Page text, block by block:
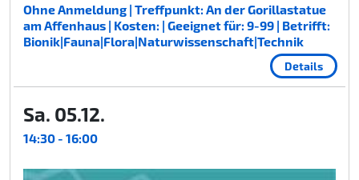
Ohne Anmeldung | Treffpunkt: An der Gorillastatue
am Affenhaus | Kosten: | Geeignet für: 9-99 | Betrifft:
Bionik|Fauna|Flora|Naturwissenschaft|Technik
Details
Sa. 05.12.
14:30 - 16:00